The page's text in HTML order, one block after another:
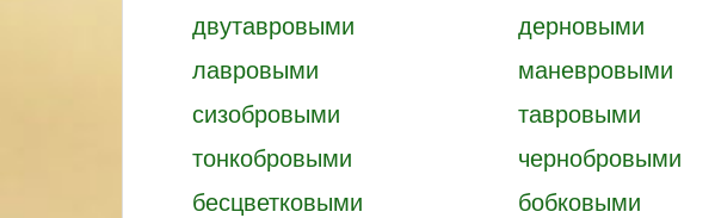
двутавровыми
дерновыми
лавровыми
маневровыми
сизобровыми
тавровыми
тонкобровыми
чернобровыми
бесцветковыми
бобковыми